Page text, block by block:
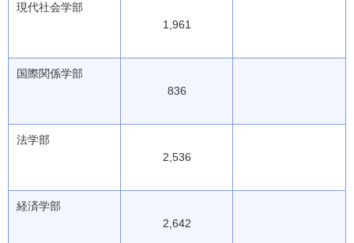
現代社会学部
1,961
国際関係学部
836
法学部
2,536
経済学部
2,642